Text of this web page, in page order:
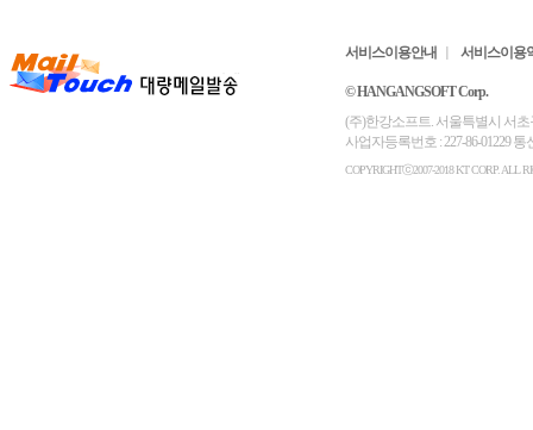
서비스이용안내 서비스이용
© HANGANGSOFT Corp.
(주)한강소프트. 서울특별시 서초
사업자등록번호 : 227-86-01229
COPYRIGHTⓒ2007-2018 KT CORP. ALL